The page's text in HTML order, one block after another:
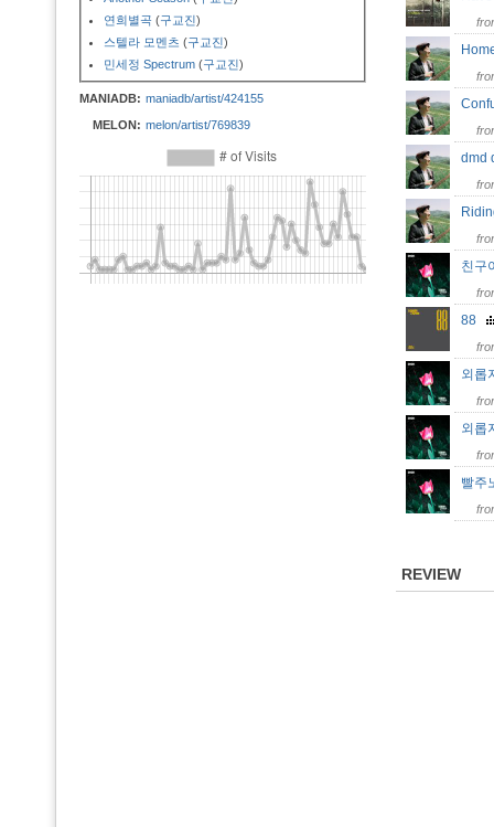
연희별곡 (구교진)
스텔라 모멘츠 (구교진)
민세정 Spectrum (구교진)
MANIADB: maniadb/artist/424155
MELON: melon/artist/769839
친구
88
외롭
외롭
빨주
REVIEW